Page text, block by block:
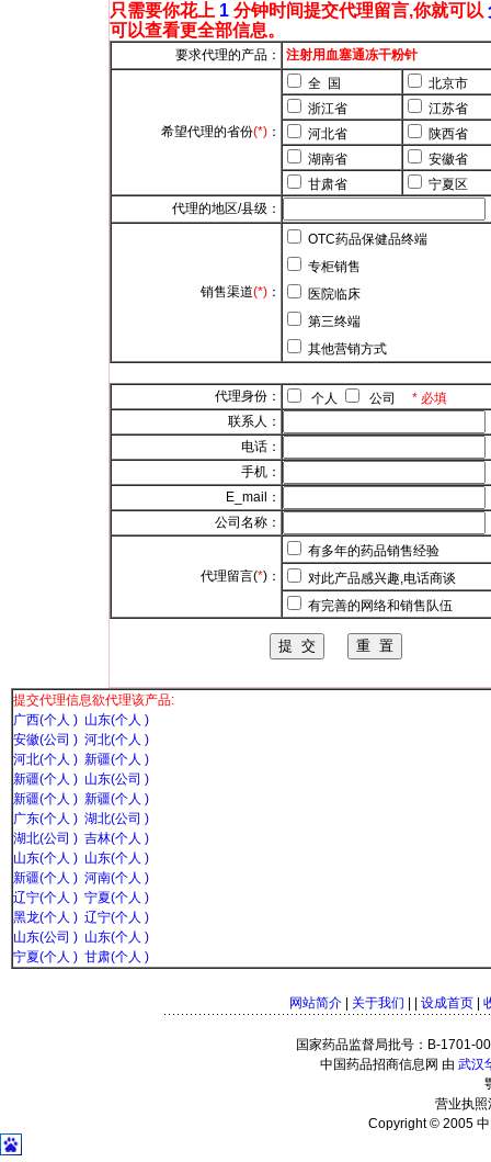
只需要你花上 1 分钟时间提交代理留言,你就可以
可以查看更全部信息。
要求代理的产品： 注射用血塞通冻干粉针
希望代理的省份(*)：
全 国
北京市
浙江省
江苏省
河北省
陕西省
湖南省
安徽省
甘肃省
宁夏区
代理的地区/县级：
销售渠道(*)：
OTC药品保健品终端
专柜销售
医院临床
第三终端
其他营销方式
代理身份： 个人 公司 * 必填
联系人：
电话：
手机：
E_mail：
公司名称：
代理留言(*)：
有多年的药品销售经验
对此产品感兴趣,电话商谈
有完善的网络和销售队伍
提交代理信息欲代理该产品:
广西(个人 ) 山东(个人 )
安徽(公司 ) 河北(个人 )
河北(个人 ) 新疆(个人 )
新疆(个人 ) 山东(公司 )
新疆(个人 ) 新疆(个人 )
广东(个人 ) 湖北(公司 )
湖北(公司 ) 吉林(个人 )
山东(个人 ) 山东(个人 )
新疆(个人 ) 河南(个人 )
辽宁(个人 ) 宁夏(个人 )
黑龙(个人 ) 辽宁(个人 )
山东(公司 ) 山东(个人 )
宁夏(个人 ) 甘肃(个人 )
网站简介| 关于我们 设成首页|
国家药品监督局批号：B-1701-
中国药品招商信息网 由 武汉
营业执
Copyright © 2005